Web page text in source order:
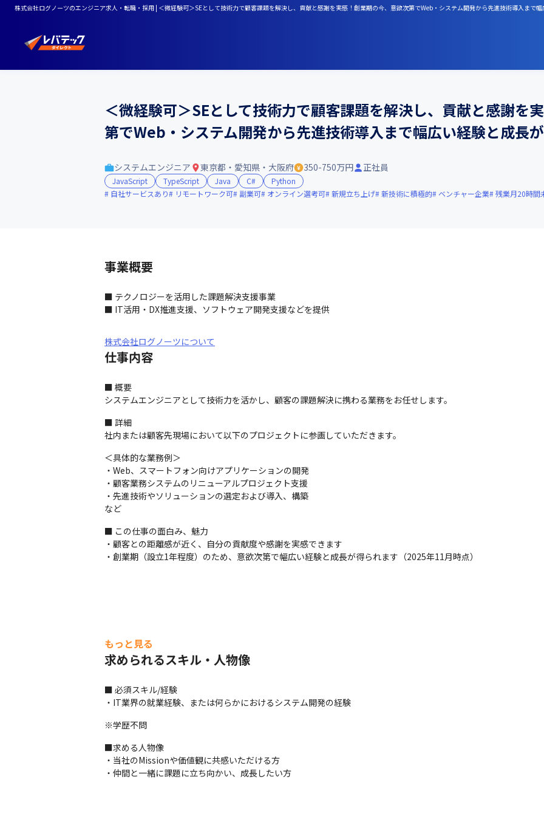
株式会社ログノーツのエンジニア求人・転職・採用 | ＜微経験可＞SEとして技術力で顧客課題を解決し、貢献と感謝を実感！創業期の今、意欲次第でWeb・システム開発から先進技術導入まで
＜微経験可＞SEとして技術力で顧客課題を解決し、貢献と感謝を
第でWeb・システム開発から先進技術導入まで幅広い経験と成長
システムエンジニア 東京都・愛知県・大阪府 350-750万円 正社員
JavaScript TypeScript Java C#
Python
自社サービスあり
リモートワーク可 副業可 オンライン選考可 新規立ち上げ 新技術に積極的 ベンチャー企業 残業月20時間
事業概要
■ テクノロジーを活用した課題解決支援事業
■ IT活用・DX推進支援、ソフトウェア開発支援などを提供
株式会社ログノーツについて
仕事内容
■ 概要
システムエンジニアとして技術力を活かし、顧客の課題解決に携わる業務をお任せします。
■ 詳細
社内または顧客先現場において以下のプロジェクトに参画していただきます。
＜具体的な業務例＞
・Web、スマートフォン向けアプリケーションの開発
・顧客業務システムのリニューアルプロジェクト支援
・先進技術やソリューションの選定および導入、構築
など
■ この仕事の面白み、魅力
・顧客との距離感が近く、自分の貢献度や感謝を実感できます
・創業期（設立1年程度）のため、意欲次第で幅広い経験と成長が得られます（2025年11月時点）
もっと見る
求められるスキル・人物像
■ 必須スキル/経験
・IT業界の就業経験、または何らかにおけるシステム開発の経験
※学歴不問
■求める人物像
・当社のMissionや価値観に共感いただける方
・仲間と一緒に課題に立ち向かい、成長したい方